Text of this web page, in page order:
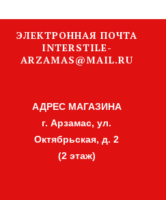
ЭЛЕКТРОННАЯ ПОЧТА
INTERSTILE-
ARZAMAS@MAIL.RU
АДРЕС МАГАЗИНА
г. Арзамас, ул.
Октябрьская, д. 2
(2 этаж)